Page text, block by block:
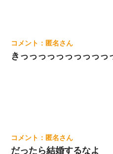
匿名
きっっっっっっっっっっ
匿名
だったら結婚するなよ